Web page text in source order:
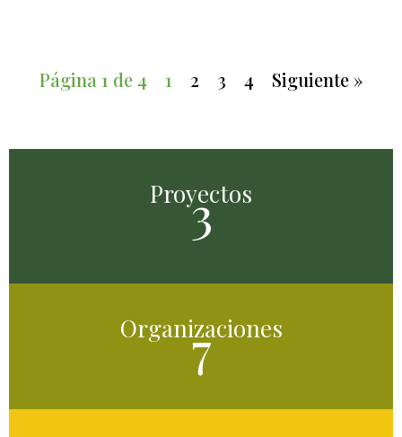
Página 1 de 4 1 2 3 4 Siguiente »
Proyectos
3
Organizaciones
7